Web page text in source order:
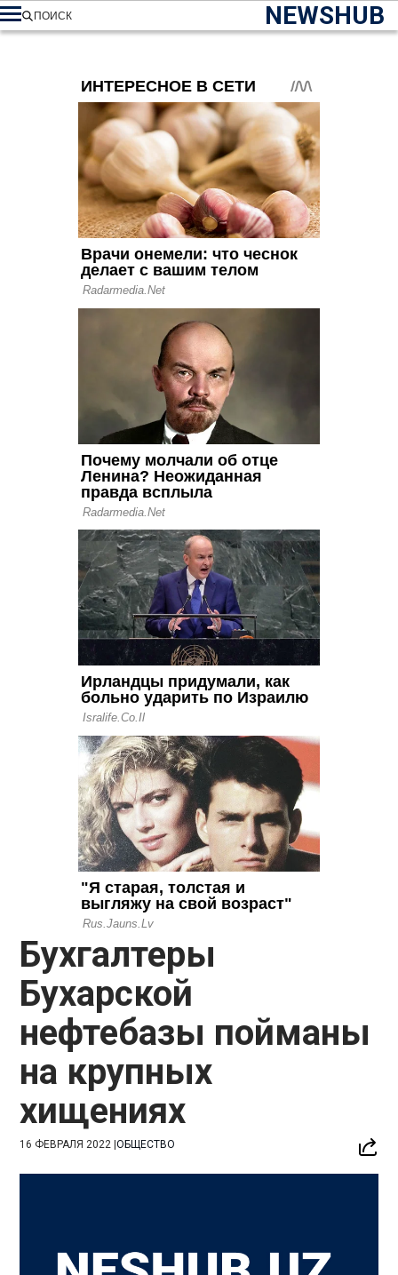
NEWSHUB
ПОИСК
Бухгалтеры
Бухарской
нефтебазы пойманы
на крупных
хищениях
16 ФЕВРАЛЯ 2022 |ОБЩЕСТВО